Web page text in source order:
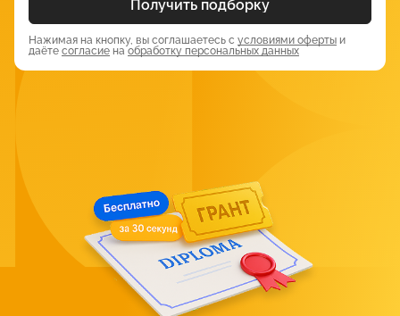
дистанционная программа обучения
Дистанционная
144 часа
8 500 ₽
Смотреть курс
Получить подборку
Нажимая на кнопку, вы соглашаетесь с условиями оферты и
даёте согласие на обработку персональных данных